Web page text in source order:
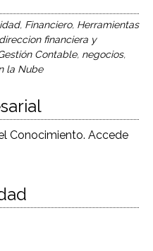
, Financiero, Herramientas
direccion financiera y
Contable, negocios,
la Nube
Conocimiento. Accede